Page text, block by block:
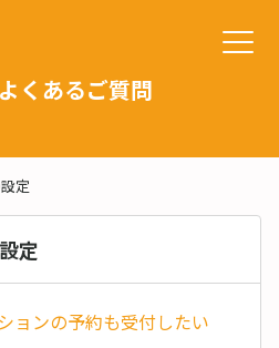
くあるご質問
定
定
ョンの予約も受付したい